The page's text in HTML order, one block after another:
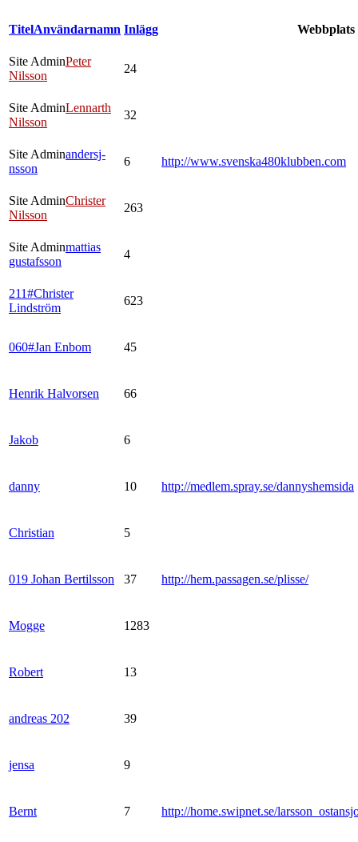
TitelAnvändarnamn Inlägg Webbplats
Site AdminPeter
Nilsson
24
Site AdminLennarth
Nilsson
32
Site Adminandersj-
nsson
6 http://www.svenska480klubben.com
Site AdminChrister
Nilsson
263
Site Adminmattias
gustafsson
4
211#Christer
Lindström
623
060#Jan Enbom 45
Henrik Halvorsen 66
Jakob 6
danny 10 http://medlem.spray.se/dannyshemsida
Christian 5
019 Johan Bertilsson 37 http://hem.passagen.se/plisse/
Mogge 1283
Robert 13
andreas 202 39
jensa 9
Bernt 7 http://home.swipnet.se/